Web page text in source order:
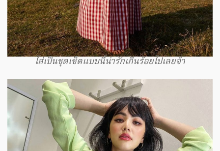
ใส่เป็นชุดเซ็ตแบบนี้น่ารักเกินร้อยไปเลยจ้า